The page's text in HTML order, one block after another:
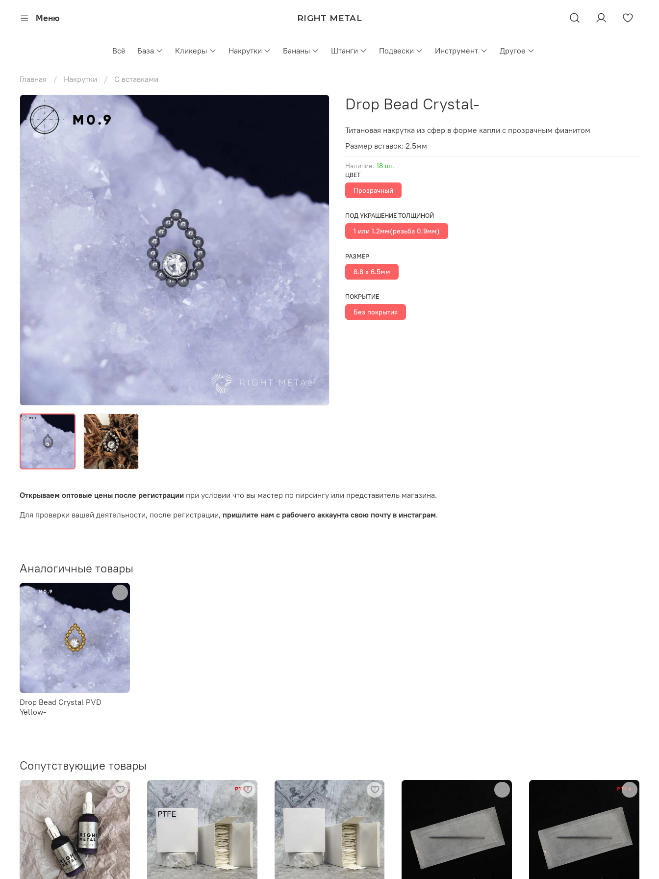
Меню RIGHT METAL
Всё База Кликеры Накрутки Бананы Штанги Подвески Инструмент Другое
Главная Накрутки С вставками
Наличие: 18 шт.
Drop Bead Crystal-
ЦВЕТ
Прозрачный
ПОД УКРАШЕНИЕ ТОЛЩИНОЙ
1 или 1.2мм(резьба 0.9мм)
РАЗМЕР
8.8 х 6.5мм
ПОКРЫТИЕ
Без покрытия
Титановая накрутка из сфер в форме капли с прозрачным фианитом
Размер вставок: 2.5мм
Открываем оптовые цены после регистрации при условии что вы мастер по пирсингу или представитель магазина.
Для проверки вашей деятельности, после регистрации, пришлите нам с рабочего аккаунта свою почту в инстаграм.
Аналогичные товары
Drop Bead Crystal PVD
Yellow-
Сопутствующие товары